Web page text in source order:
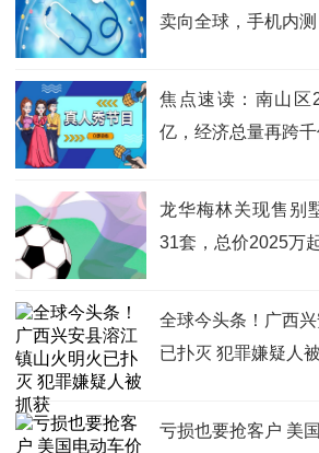
卖向全球，手机内测
焦点速读：南山区
亿，经济总量再跨
龙华梅林关现售别
31套，总价2025万
全球今头条！广西
已扑灭 犯罪嫌疑人
亏损也要抢客户 美